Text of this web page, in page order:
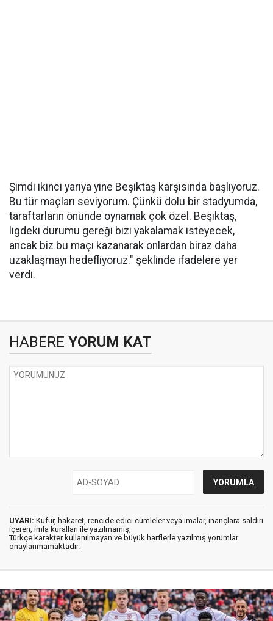
Şimdi ikinci yarıya yine Beşiktaş karşısında başlıyoruz.
Bu tür maçları seviyorum. Çünkü dolu bir stadyumda,
taraftarların önünde oynamak çok özel. Beşiktaş,
ligdeki durumu gereği bizi yakalamak isteyecek,
ancak biz bu maçı kazanarak onlardan biraz daha
uzaklaşmayı hedefliyoruz." şeklinde ifadelere yer
verdi.
HABERE YORUM KAT
UYARI: Küfür, hakaret, rencide edici cümleler veya imalar, inançlara saldırı
içeren, imla kuralları ile yazılmamış,
Türkçe karakter kullanılmayan ve büyük harflerle yazılmış yorumlar
onaylanmamaktadır.